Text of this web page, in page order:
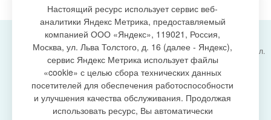
создание сайта
Администрация городского поселения Излучинск, ул.
Энергетиков, 6, пгт. Излучинск, Нижневартовский
район,
Ханты-Мансийский автономный округ-Югра
(Тюменская область), 628634
Сетевое изданиеhttps://www.gp-izluchinsk.ru
16+
Настоящий ресурс использует сервис веб-
аналитики Яндекс Метрика, предоставляемый
компанией ООО «Яндекс», 119021, Россия,
Москва, ул. Льва Толстого, д. 16 (далее - Яндекс),
сервис Яндекс Метрика использует файлы
«cookie» с целью сбора технических данных
посетителей для обеспечения работоспособности
и улучшения качества обслуживания. Продолжая
использовать ресурс, Вы автоматически